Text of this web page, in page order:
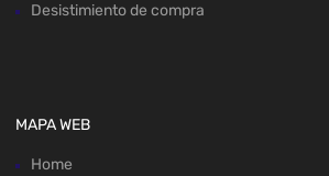
Desistimiento de compra
MAPA WEB
Home